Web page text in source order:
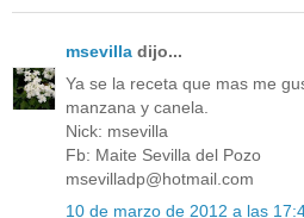
msevilla dijo...
Ya se la receta que mas me
manzana y canela.
Nick: msevilla
Fb: Maite Sevilla del Pozo
msevilladp@hotmail.com
10 de marzo de 2012 a las